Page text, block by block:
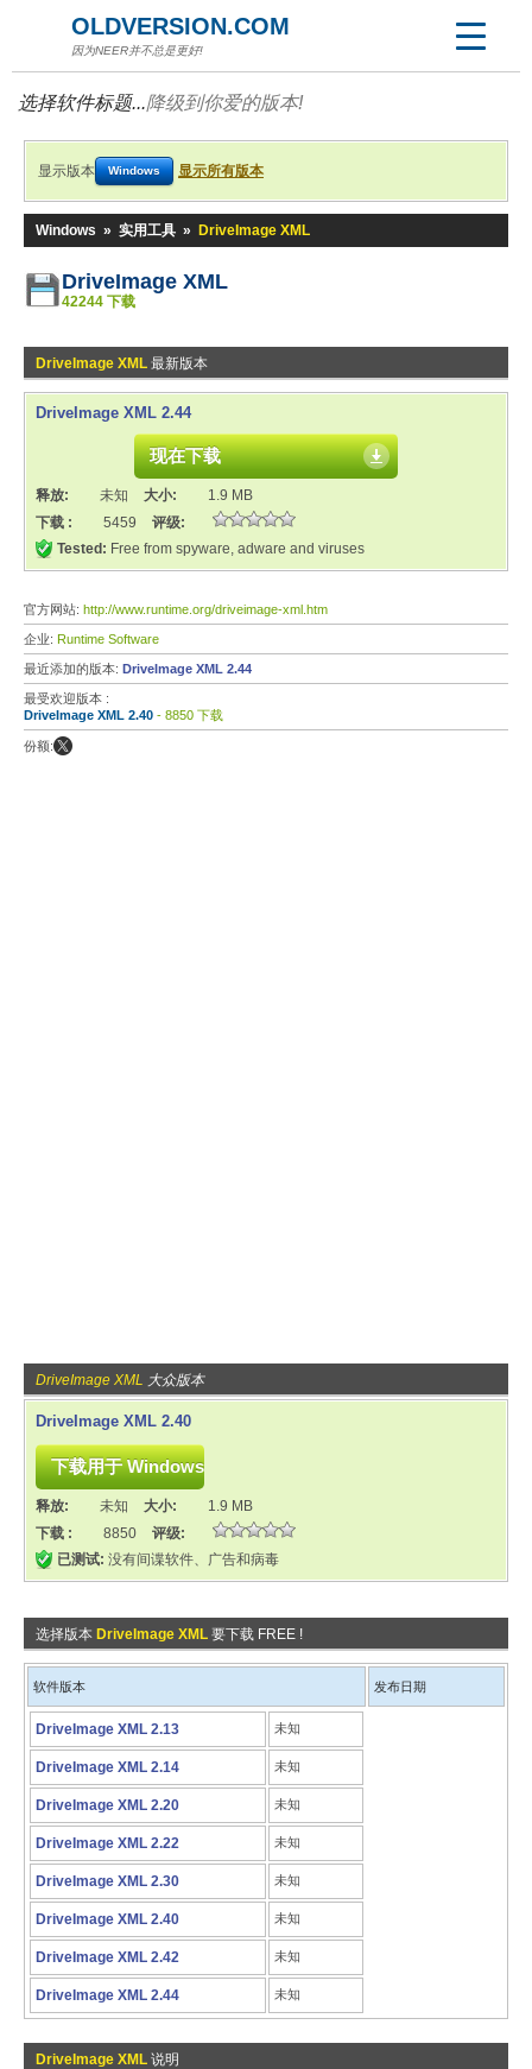
OLDVERSION.COM
因为NEER并不总是更好!
选择软件标题...降级到你爱的版本!
显示版本 Windows 显示所有版本
Windows » 实用工具 » DriveImage XML
DriveImage XML
42244 下载
DriveImage XML 最新版本
DriveImage XML 2.44
现在下载
释放: 未知 大小:
1.9 MB
下载 :
5459
评级:
Tested: Free from spyware, adware and viruses
官方网站: http://www.runtime.org/driveimage-xml.htm
企业: Runtime Software
最近添加的版本: DriveImage XML 2.44
最受欢迎版本 :
DriveImage XML 2.40 - 8850 下载
份额:
DriveImage XML 大众版本
DriveImage XML 2.40
释放: 未知 大小:
1.9 MB
下载 :
8850
评级:
已测试: 没有间谍软件、广告和病毒
选择版本 DriveImage XML 要下载 FREE !
软件版本 发布日期
DriveImage XML 2.13 未知
DriveImage XML 2.14 未知
DriveImage XML 2.20 未知
DriveImage XML 2.22 未知
DriveImage XML 2.30 未知
DriveImage XML 2.40 未知
DriveImage XML 2.42 未知
DriveImage XML 2.44 未知
DriveImage XML 说明